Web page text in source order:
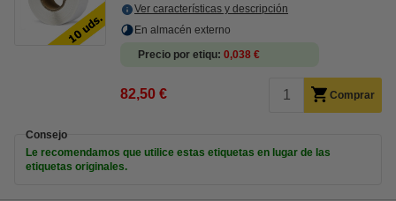
Ver características y descripción
En almacén externo
Precio por etiqu 0,038 €
82,50 € Comprar
Consejo
Le recomendamos que utilice estas etiquetas en lugar de las
etiquetas originales.